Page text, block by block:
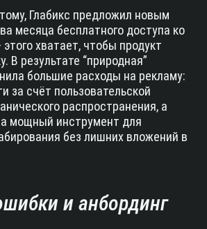
Глабикс предложил новым
месяца бесплатного доступа ко
хватает, чтобы продукт
В результате “природная”
большие расходы на рекламу:
за счёт пользовательской
распространения, а
мощный инструмент для
без лишних вложений в
и анбординг